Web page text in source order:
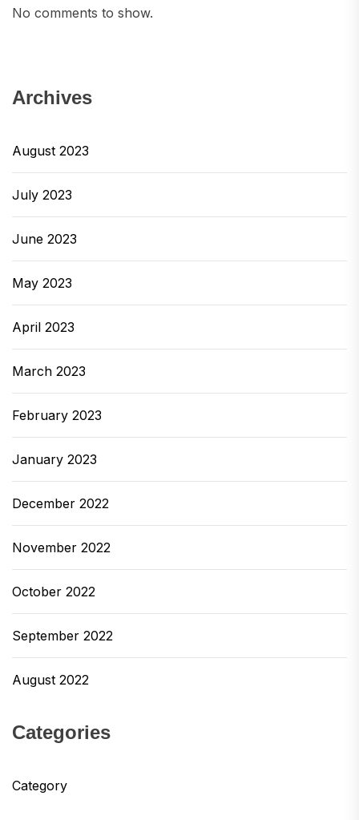
No comments to show.
Archives
August 2023
July 2023
June 2023
May 2023
April 2023
March 2023
February 2023
January 2023
December 2022
November 2022
October 2022
September 2022
August 2022
Categories
Category